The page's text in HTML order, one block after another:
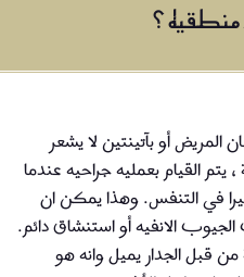
منطقيه ؟
المريض أو بآتينتين لا يشعر
يتم القيام بعمليه جراحيه عندما
في التنفس. وهذا يمكن ان
الانفيه أو استنشاق دائم.
من قبل الجدار يميل وانه هو